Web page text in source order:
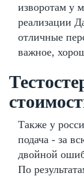
изворотам у
реализации
отличные
важное,
Также у
подача - за
двойной
По